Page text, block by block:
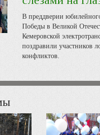
В преддверии
Победы в Великой
Кемеровской
поздравили участников
конфликтов.